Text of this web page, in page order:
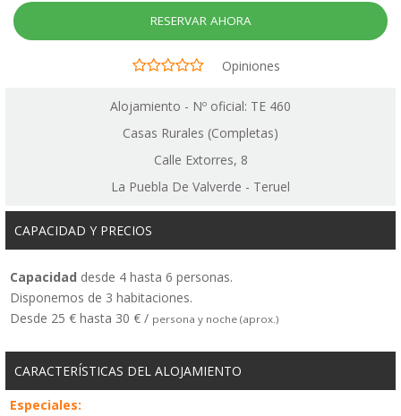
RESERVAR AHORA
Opiniones
Alojamiento - Nº oficial: TE 460
Casas Rurales (Completas)
Calle Extorres, 8
La Puebla De Valverde - Teruel
CAPACIDAD Y PRECIOS
Capacidad desde 4 hasta 6 personas.
Disponemos de 3 habitaciones.
Desde 25 € hasta 30 € / persona y noche (aprox.)
CARACTERÍSTICAS DEL ALOJAMIENTO
Especiales: